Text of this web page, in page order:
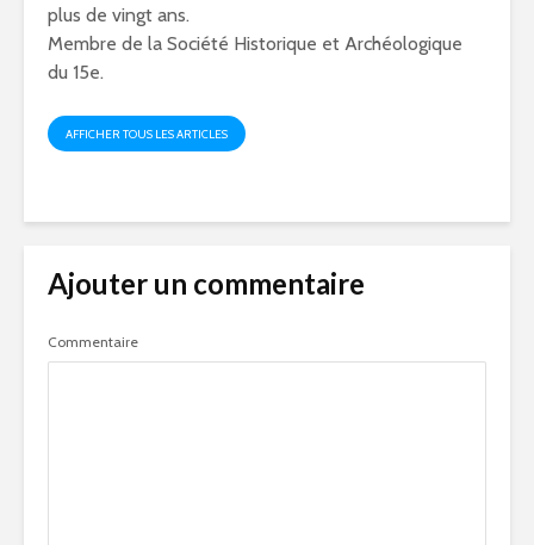
plus de vingt ans.
Membre de la Société Historique et Archéologique
du 15e.
AFFICHER TOUS LES ARTICLES
Ajouter un commentaire
Commentaire